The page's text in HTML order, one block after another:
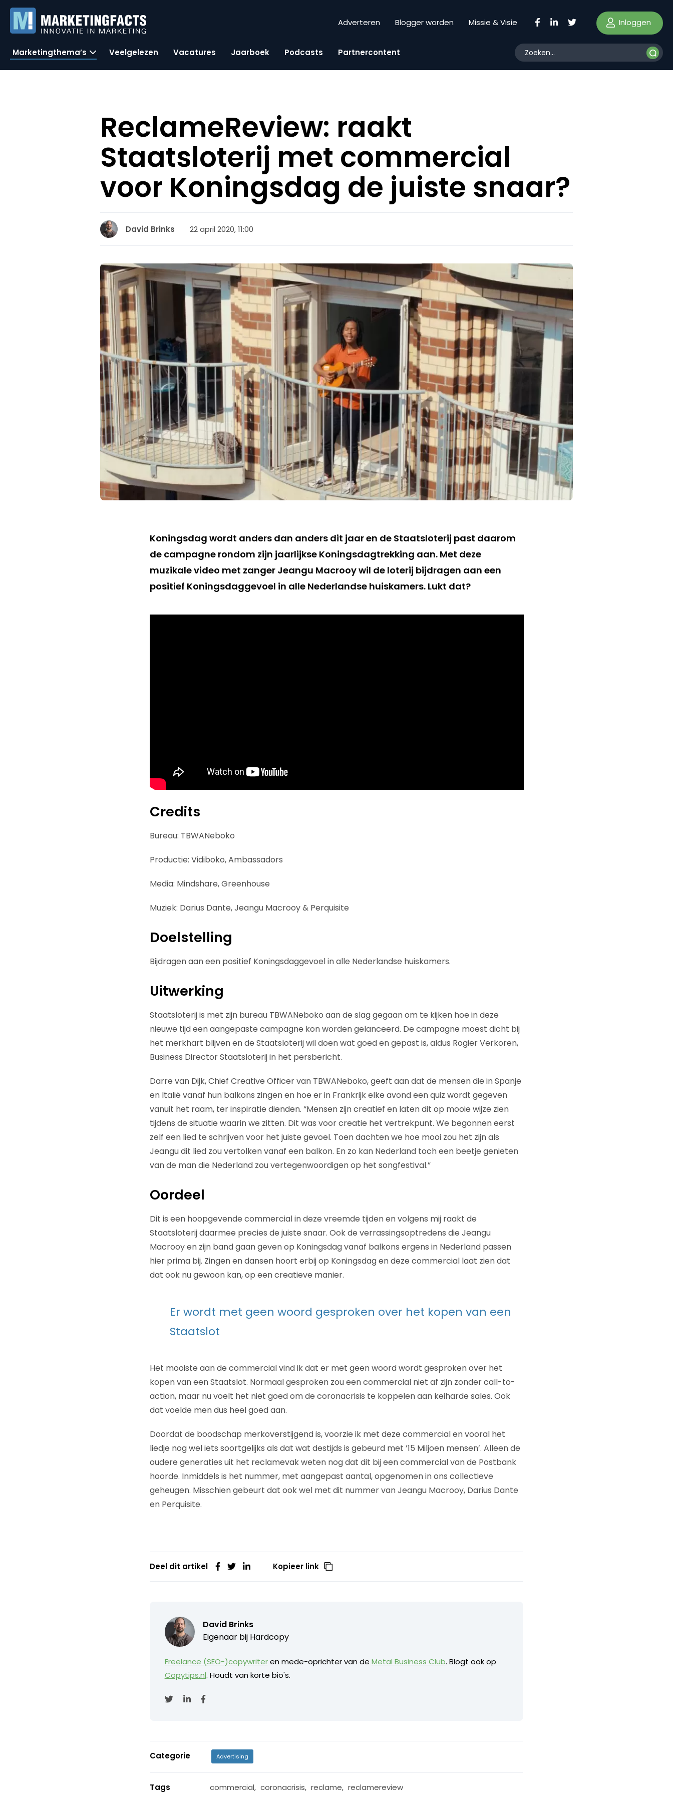
Adverteren Blogger worden Missie & Visie Inloggen
Marketingthema’s Veelgelezen Vacatures Jaarboek Podcasts Partnercontent
ReclameReview: raakt
Staatsloterij met commercial
voor Koningsdag de juiste snaar?
David Brinks 22 april 2020, 11:00
Koningsdag wordt anders dan anders dit jaar en de Staatsloterij past daarom
de campagne rondom zijn jaarlijkse Koningsdagtrekking aan. Met deze
muzikale video met zanger Jeangu Macrooy wil de loterij bijdragen aan een
positief Koningsdaggevoel in alle Nederlandse huiskamers. Lukt dat?
Credits
Bureau: TBWANeboko
Productie: Vidiboko, Ambassadors
Media: Mindshare, Greenhouse
Muziek: Darius Dante, Jeangu Macrooy & Perquisite
Doelstelling
Bijdragen aan een positief Koningsdaggevoel in alle Nederlandse huiskamers.
Uitwerking
Staatsloterij is met zijn bureau TBWANeboko aan de slag gegaan om te kijken hoe in deze
nieuwe tijd een aangepaste campagne kon worden gelanceerd. De campagne moest dicht bij
het merkhart blijven en de Staatsloterij wil doen wat goed en gepast is, aldus Rogier Verkoren,
Business Director Staatsloterij in het persbericht.
Darre van Dijk, Chief Creative Officer van TBWANeboko, geeft aan dat de mensen die in Spanje
en Italië vanaf hun balkons zingen en hoe er in Frankrijk elke avond een quiz wordt gegeven
vanuit het raam, ter inspiratie dienden. “Mensen zijn creatief en laten dit op mooie wijze zien
tijdens de situatie waarin we zitten. Dit was voor creatie het vertrekpunt. We begonnen eerst
zelf een lied te schrijven voor het juiste gevoel. Toen dachten we hoe mooi zou het zijn als
Jeangu dit lied zou vertolken vanaf een balkon. En zo kan Nederland toch een beetje genieten
van de man die Nederland zou vertegenwoordigen op het songfestival.”
Oordeel
Dit is een hoopgevende commercial in deze vreemde tijden en volgens mij raakt de
Staatsloterij daarmee precies de juiste snaar. Ook de verrassingsoptredens die Jeangu
Macrooy en zijn band gaan geven op Koningsdag vanaf balkons ergens in Nederland passen
hier prima bij. Zingen en dansen hoort erbij op Koningsdag en deze commercial laat zien dat
dat ook nu gewoon kan, op een creatieve manier.
Er wordt met geen woord gesproken over het kopen van een
Staatslot
Het mooiste aan de commercial vind ik dat er met geen woord wordt gesproken over het
kopen van een Staatslot. Normaal gesproken zou een commercial niet af zijn zonder call-to-
action, maar nu voelt het niet goed om de coronacrisis te koppelen aan keiharde sales. Ook
dat voelde men dus heel goed aan.
Doordat de boodschap merkoverstijgend is, voorzie ik met deze commercial en vooral het
liedje nog wel iets soortgelijks als dat wat destijds is gebeurd met ’15 Miljoen mensen’. Alleen de
oudere generaties uit het reclamevak weten nog dat dit bij een commercial van de Postbank
hoorde. Inmiddels is het nummer, met aangepast aantal, opgenomen in ons collectieve
geheugen. Misschien gebeurt dat ook wel met dit nummer van Jeangu Macrooy, Darius Dante
en Perquisite.
Deel dit artikel Kopieer link
David Brinks
Eigenaar bij Hardcopy
Freelance (SEO-)copywriteren mede-oprichter van de Metal Business Club. Blogt ook op
Copytips.nl. Houdt van korte bio's.
Categorie Advertising
Tags commercial, coronacrisis, reclame, reclamereview